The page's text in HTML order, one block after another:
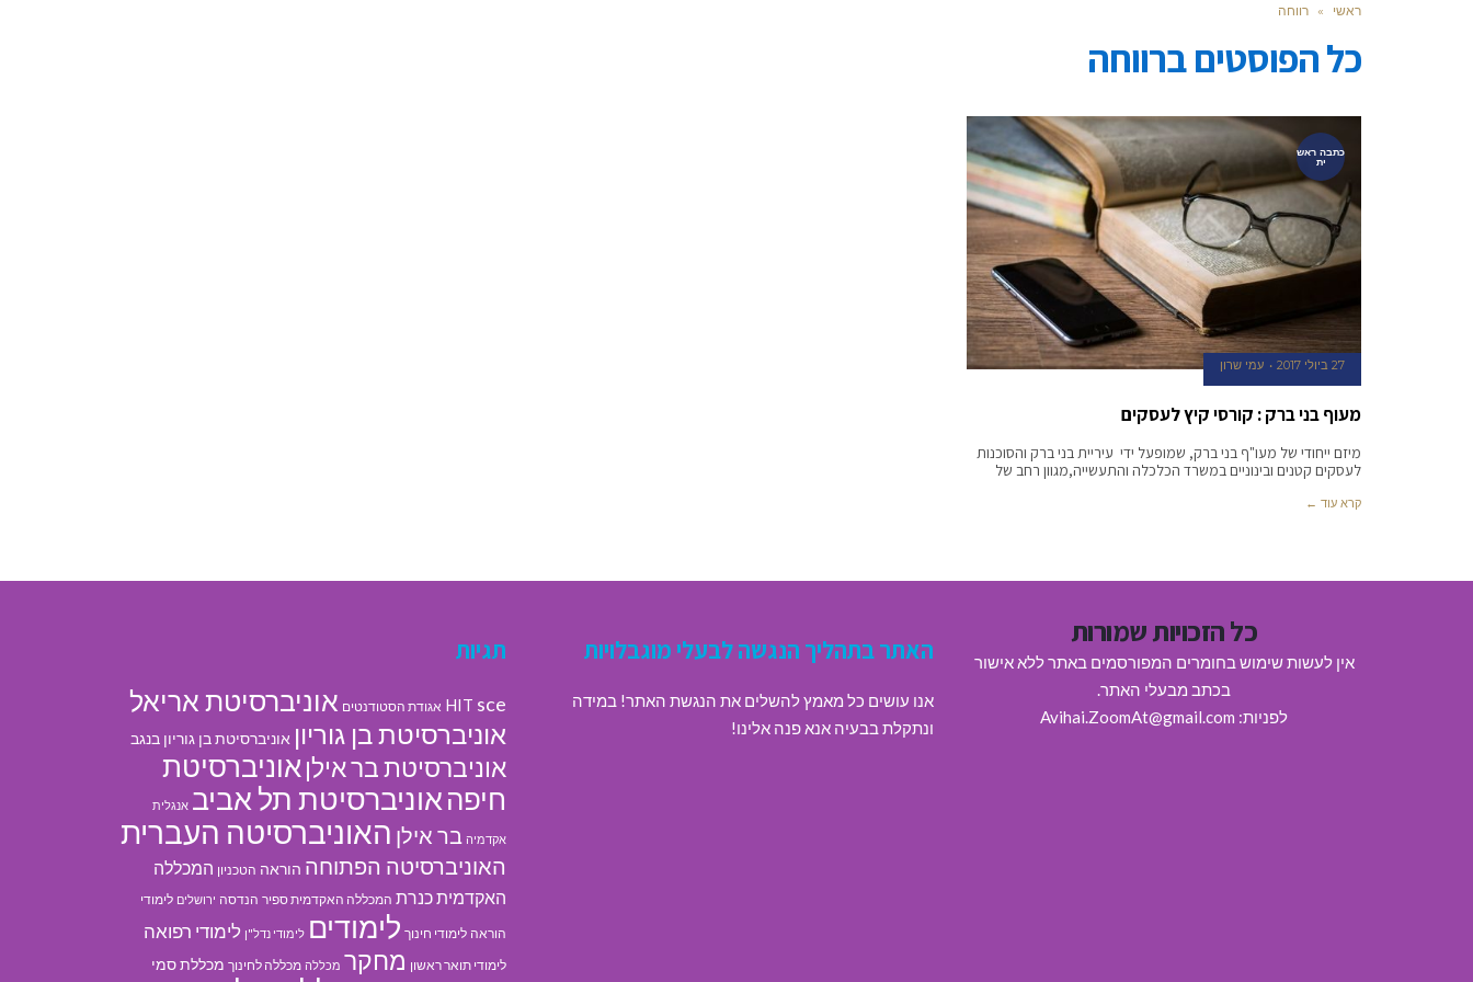
ראשי » רווחה
כל הפוסטים ברווחה
כתבה ראש
ית
27 ביולי 2017 עמי שרון
מעוף בני ברק : קורסי קיץ לעסקים
מיזם ייחודי של מעו"ף בני ברק, שמופעל ידי עיריית בני ברק והסוכנות
לעסקים קטנים ובינוניים במשרד הכלכלה והתעשייה,מגוון רחב של
קרא עוד ←
כל הזכויות שמורות
אין לעשות שימוש בחומרים המפורסמים באתר ללא אישור
בכתב מבעלי האתר.
לפניות: Avihai.ZoomAt@gmail.com
האתר בתהליך הנגשה לבעלי מוגבלויות
אנו עושים כל מאמץ להשלים את הנגשת האתר! במידה
ונתקלת בבעיה אנא פנה אלינו!
תגיות
HIT sce אגודת הסטודנטים אוניברסיטת אריאל
אוניברסיטת בן גוריון אוניברסיטת בן גוריון בנגב
אוניברסיטת בר אילן אוניברסיטת
חיפהאוניברסיטת תל אביב אנגלית
אקדמיה בר אילן האוניברסיטה העברית
האוניברסיטה הפתוחה הוראה הטכניון המכללה
האקדמית כנרת המכללה האקדמית ספיר הנדסה ירושלים לימודי
הוראה לימודי חינוך לימודים לימודי נדל"ן לימודי רפואה
לימודי תואר ראשון מחקר מכללה מכללה לחינוך מכללת סמי